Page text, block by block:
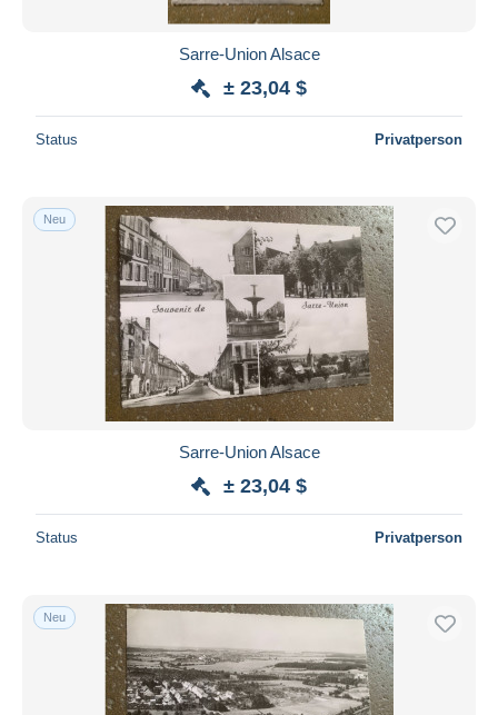
Sarre-Union Alsace
± 23,04 $
Status Privatperson
Neu
Sarre-Union Alsace
± 23,04 $
Status Privatperson
Neu